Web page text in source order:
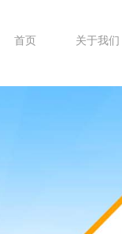
首页 关于我们